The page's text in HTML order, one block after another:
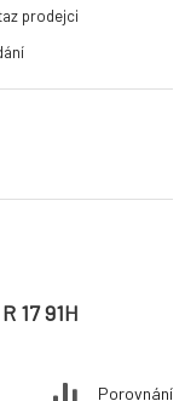
prodejci
17 91H
Porovnání